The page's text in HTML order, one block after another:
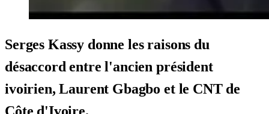
Serges Kassy donne les raisons du
désaccord entre l'ancien président
ivoirien, Laurent Gbagbo et le CNT de
Côte d'Ivoire.